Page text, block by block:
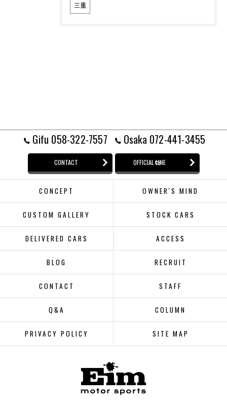
三重
Gifu 058-322-7557 Osaka 072-441-3455
CONTACT OFFICIAL LINE
CONCEPT OWNER'S MIND
CUSTOM GALLERY STOCK CARS
DELIVERED CARS ACCESS
BLOG RECRUIT
CONTACT STAFF
Q&A COLUMN
PRIVACY POLICY SITE MAP